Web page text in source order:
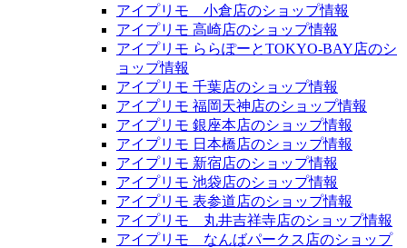
アイプリモ 小倉店のショップ情報
アイプリモ 高崎店のショップ情報
アイプリモ ららぽーとTOKYO-BAY店のシ
ョップ情報
アイプリモ 千葉店のショップ情報
アイプリモ 福岡天神店のショップ情報
アイプリモ 銀座本店のショップ情報
アイプリモ 日本橋店のショップ情報
アイプリモ 新宿店のショップ情報
アイプリモ 池袋店のショップ情報
アイプリモ 表参道店のショップ情報
アイプリモ 丸井吉祥寺店のショップ情報
アイプリモ なんばパークス店のショップ